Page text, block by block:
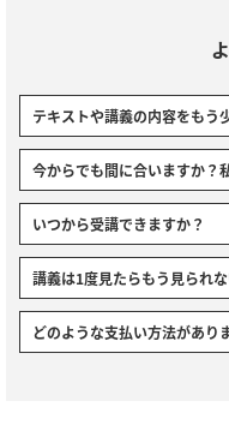
テキストや講義の内容をもう
今からでも間に合いますか？
いつから受講できますか？
講義は1度見たらもう見られ
どのような支払い方法があり